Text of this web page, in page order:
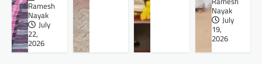
Ramesh
Nayak
July
22,
2026
Nayak
July
19,
2026